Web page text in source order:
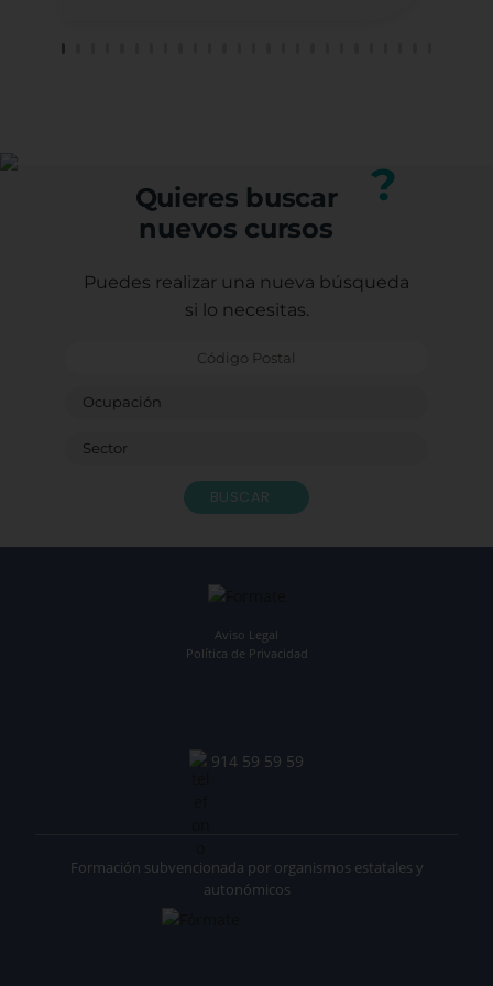
Quieres buscar
nuevos cursos
?
Puedes realizar una nueva búsqueda
si lo necesitas.
BUSCAR
Aviso Legal
Política de Privacidad
914 59 59 59
Formación subvencionada por organismos estatales y
autonómicos